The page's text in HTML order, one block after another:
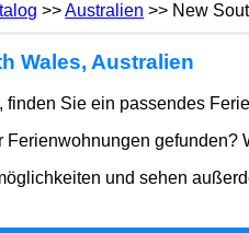
>>Australien >> New
Wales, Australien
Sie ein passendes
Ferienwohnungen
und sehen